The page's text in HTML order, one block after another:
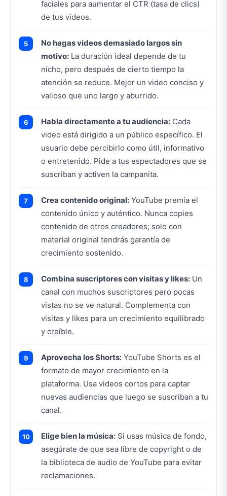
faciales para aumentar el CTR (tasa de clics)
de tus videos.
No hagas videos demasiado largos sin
motivo: La duración ideal depende de tu
nicho, pero después de cierto tiempo la
atención se reduce. Mejor un video conciso y
valioso que uno largo y aburrido.
Habla directamente a tu audiencia: Cada
video está dirigido a un público específico. El
usuario debe percibirlo como útil, informativo
o entretenido. Pide a tus espectadores que se
suscriban y activen la campanita.
Crea contenido original: YouTube premia el
contenido único y auténtico. Nunca copies
contenido de otros creadores; solo con
material original tendrás garantía de
crecimiento sostenido.
Combina suscriptores con visitas y likes: Un
canal con muchos suscriptores pero pocas
vistas no se ve natural. Complementa con
visitas y likes para un crecimiento equilibrado
y creíble.
Aprovecha los Shorts: YouTube Shorts es el
formato de mayor crecimiento en la
plataforma. Usa videos cortos para captar
nuevas audiencias que luego se suscriban a tu
canal.
Elige bien la música: Si usas música de fondo,
asegúrate de que sea libre de copyright o de
la biblioteca de audio de YouTube para evitar
reclamaciones.